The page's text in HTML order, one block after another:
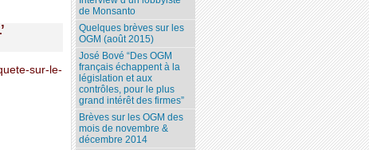
sur-le-
de Monsanto
Quelques brèves sur les
OGM (août 2015)
José Bové “Des OGM
français échappent à la
législation et aux
contrôles, pour le plus
grand intérêt des firmes”
Brèves sur les OGM des
mois de novembre &
décembre 2014